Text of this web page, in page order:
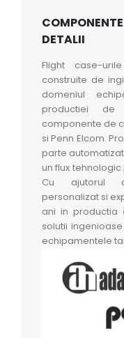
DETALII
Flight case-
construite de
domeniul
productiei de
componente de
si Penn Elcom.
parte
un flux
Cu ajutorul
personalizat si
ani in productia
solutii
echipamentele